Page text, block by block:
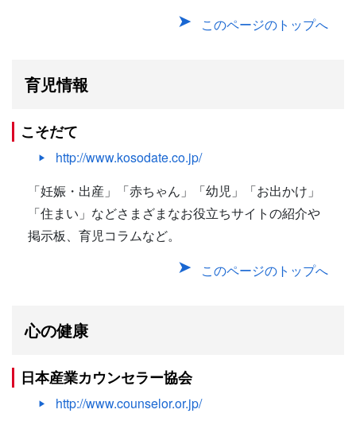
このページのトップへ
育児情報
こそだて
http://www.kosodate.co.jp/
「妊娠・出産」「赤ちゃん」「幼児」「お出かけ」
「住まい」などさまざまなお役立ちサイトの紹介や
掲示板、育児コラムなど。
このページのトップへ
心の健康
日本産業カウンセラー協会
http://www.counselor.or.jp/